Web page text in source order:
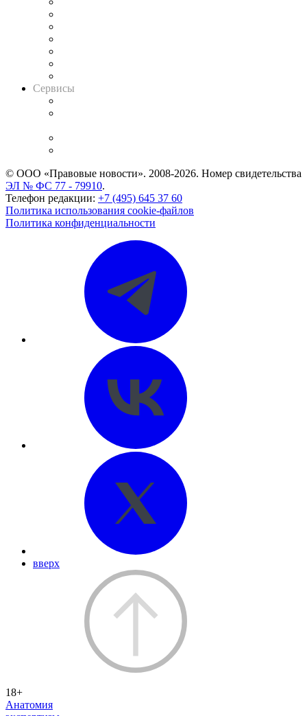
Сервисы
© ООО «Правовые новости». 2008-2026. Номер свидетельства
ЭЛ № ФС 77 - 79910.
Телефон редакции: +7 (495) 645 37 60
Политика использования cookie-файлов
Политика конфиденциальности
вверх
18+
Анатомия